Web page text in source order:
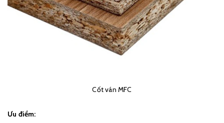
Cốt ván MFC
Ưu điểm: